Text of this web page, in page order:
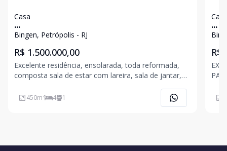
Casa
...
Bingen, Petrópolis - RJ
R$ 1.500.000,00
Excelente residência, ensolarada, toda reformada,
composta sala de estar com lareira, sala de jantar,
de TV, cozinha planejada, banheiro social, lavanderia,
450m² 4 1
Casa
...
R$